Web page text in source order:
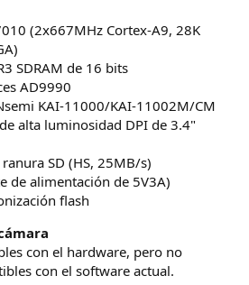
(2x667MHz Cortex-A9, 28K
SDRAM de 16 bits
AD9990
KAI-11000/KAI-11002M/CM
alta luminosidad DPI de 3.4"
SD (HS, 25MB/s)
de alimentación de 5V3A)
flash
con el hardware, pero no
con el software actual.